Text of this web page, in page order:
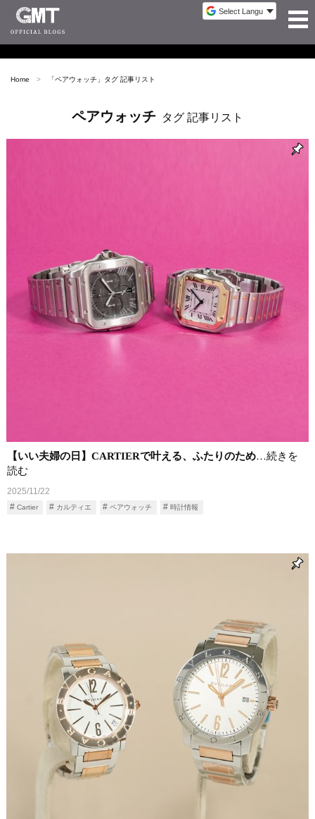
Home 「ペアウォッチ 」タグ 記事リスト
ペアウォッチ タグ 記事リスト
【いい夫婦の日】CARTIERで叶える、ふたりのため…続きを
読む
2025/11/22
Cartier カルティエ ペアウォッチ 時計情報